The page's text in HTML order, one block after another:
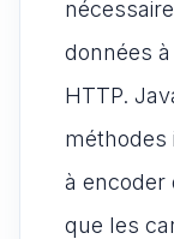
k
n
données
HTTP.
méthodes
à encoder
que les